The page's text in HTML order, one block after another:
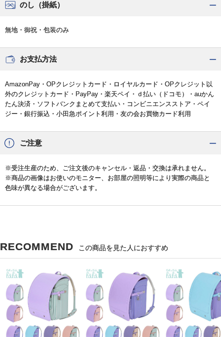
のし（掛紙）
無地・御祝・包装のみ
お支払方法
AmazonPay・OPクレジットカード・ロイヤルカード・OPクレジット以
外のクレジットカード・PayPay・楽天ペイ・ｄ払い（ドコモ）・auかん
たん決済・ソフトバンクまとめて支払い・コンビニエンスストア・ペイ
ジー・銀行振込・小田急ポイント利用・友の会お買物カード利用
ご注意
※受注生産のため、ご注文後のキャンセル・返品・交換は承れません。
※商品の画像はお使いのモニター、お部屋の照明等により実際の商品と
色味が異なる場合がございます。
RECOMMEND この商品を見た人におすすめ